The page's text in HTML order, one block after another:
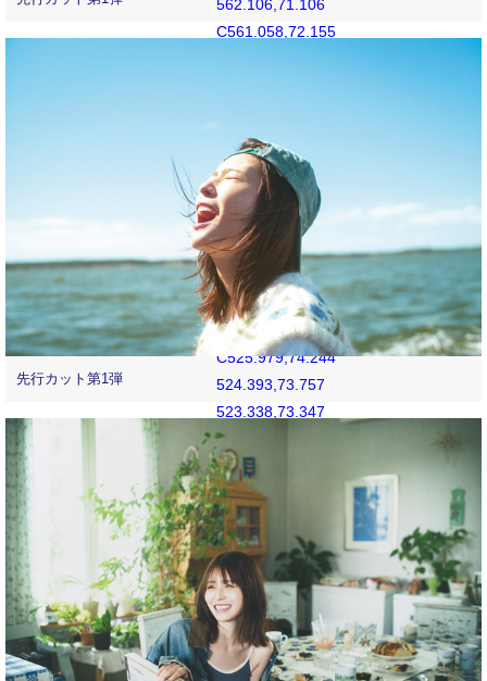
562.106,71.106
C561.058,72.155
556.021,74.244
553.102,74.378
C549.944,74.521
548.997,74.552
541,74.552
C533.003,74.552
532.056,74.521
528.898,74.378
C525.979,74.244
524.393,73.757
523.338,73.347
C521.94,72.803
520.942,72.155
519.894,71.106
C518.846,70.057
518.197,69.06
517.654,67.663
C517.244,66.606
516.755,65.022
516.623,62.101
先行カット第1弾